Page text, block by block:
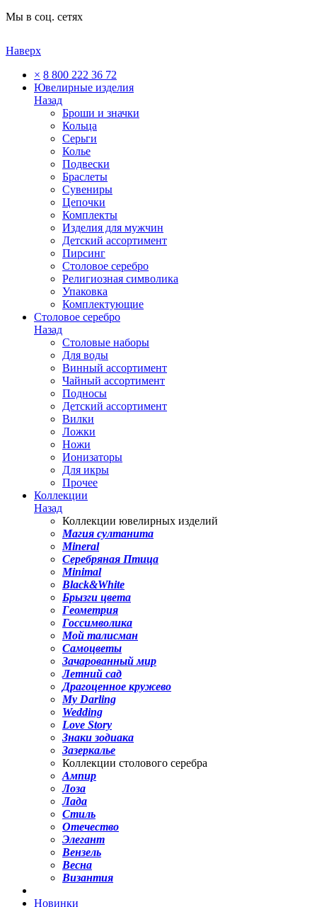
Мы в соц. сетях
Наверх
× 8 800 222 36 72
Ювелирные изделия
Назад
Броши и значки
Кольца
Серьги
Колье
Подвески
Браслеты
Сувениры
Цепочки
Комплекты
Изделия для мужчин
Детский ассортимент
Пирсинг
Столовое серебро
Религиозная символика
Упаковка
Комплектующие
Столовое серебро
Назад
Столовые наборы
Для воды
Винный ассортимент
Чайный ассортимент
Подносы
Детский ассортимент
Вилки
Ложки
Ножи
Ионизаторы
Для икры
Прочее
Коллекции
Назад
Коллекции ювелирных изделий
Магия султанита
Mineral
Серебряная Птица
Minimal
Black&White
Брызги цвета
Геометрия
Госсимволика
Мой талисман
Самоцветы
Зачарованный мир
Летний сад
Драгоценное кружево
My Darling
Wedding
Love Story
Знаки зодиака
Зазеркалье
Коллекции столового серебра
Ампир
Лоза
Лада
Стиль
Отечество
Элегант
Вензель
Весна
Византия
Новинки